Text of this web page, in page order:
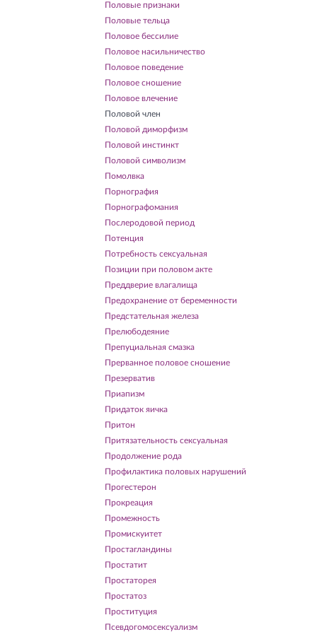
Половые признаки
Половые тельца
Половое бессилие
Половое насильничество
Половое поведение
Половое сношение
Половое влечение
Половой член
Половой диморфизм
Половой инстинкт
Половой символизм
Помолвка
Порнография
Порнографомания
Послеродовой период
Потенция
Потребность сексуальная
Позиции при половом акте
Преддверие влагалища
Предохранение от беременности
Предстательная железа
Прелюбодеяние
Препуциальная смазка
Прерванное половое сношение
Презерватив
Приапизм
Придаток яичка
Притон
Притязательность сексуальная
Продолжение рода
Профилактика половых нарушений
Прогестерон
Прокреация
Промежность
Промискуитет
Простагландины
Простатит
Простаторея
Простатоз
Проституция
Псевдогомосексуализм